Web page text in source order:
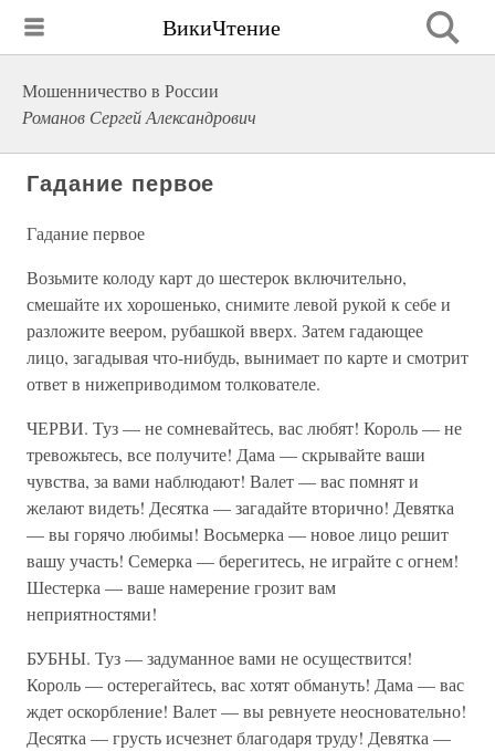
ВикиЧтение
Мошенничество в России
Романов Сергей Александрович
Гадание первое
Гадание первое
Возьмите колоду карт до шестерок включительно,
смешайте их хорошенько, снимите левой рукой к себе и
разложите веером, рубашкой вверх. Затем гадающее
лицо, загадывая что-нибудь, вынимает по карте и смотрит
ответ в нижеприводимом толкователе.
ЧЕРВИ. Туз — не сомневайтесь, вас любят! Король — не
тревожьтесь, все получите! Дама — скрывайте ваши
чувства, за вами наблюдают! Валет — вас помнят и
желают видеть! Десятка — загадайте вторично! Девятка
— вы горячо любимы! Восьмерка — новое лицо решит
вашу участь! Семерка — берегитесь, не играйте с огнем!
Шестерка — ваше намерение грозит вам
неприятностями!
БУБНЫ. Туз — задуманное вами не осуществится!
Король — остерегайтесь, вас хотят обмануть! Дама — вас
ждет оскорбление! Валет — вы ревнуете неосновательно!
Десятка — грусть исчезнет благодаря труду! Девятка —